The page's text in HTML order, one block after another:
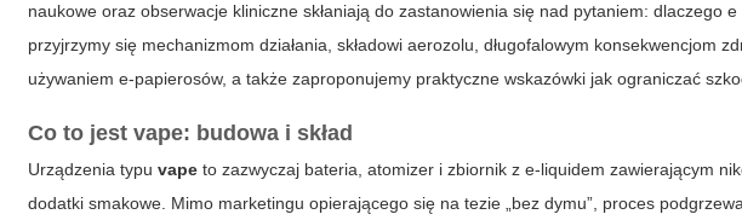
naukowe oraz obserwacje kliniczne skłaniają do zastanowienia się nad pytaniem:dlaczego
przyjrzymy się mechanizmom działania, składowi aerozolu, długofalowym konsekwencjom
używaniem e-papierosów, a także zaproponujemy praktyczne wskazówki jak ograniczać
Co to jest vape: budowa i skład
Urządzenia typuvape to zazwyczaj bateria, atomizer i zbiornik z e-liquidem zawierającym
dodatki smakowe. Mimo marketingu opierającego się na tezie „bez dymu”, proces